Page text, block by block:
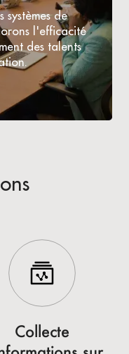
de
l'efficacité
des talents
Collecte